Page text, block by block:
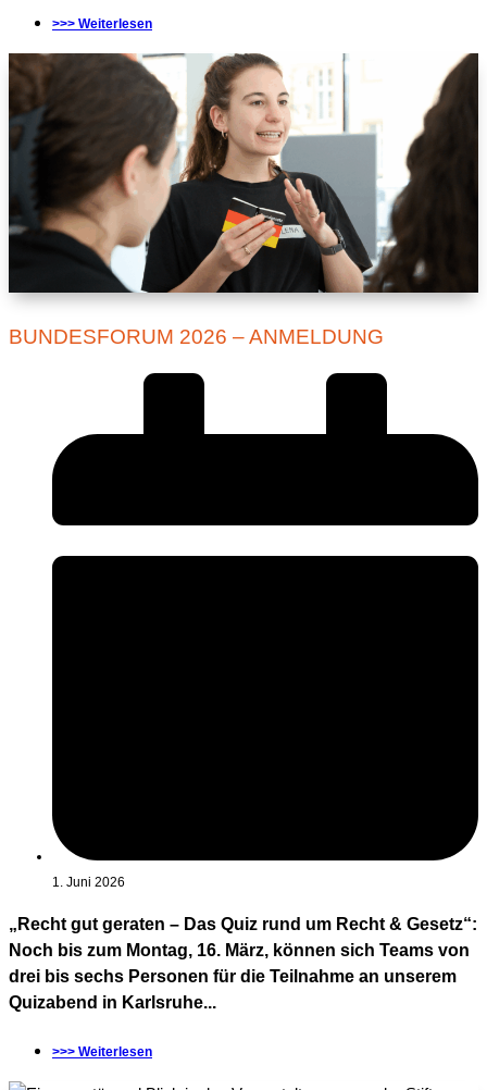
>>> Weiterlesen
BUNDESFORUM 2026 – ANMELDUNG
1. Juni 2026
„Recht gut geraten – Das Quiz rund um Recht & Gesetz“:
Noch bis zum Montag, 16. März, können sich Teams von
drei bis sechs Personen für die Teilnahme an unserem
Quizabend in Karlsruhe...
>>> Weiterlesen